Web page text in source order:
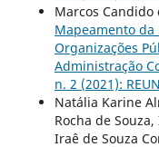
Marcos Candido
Mapeamento da
Organizações
Administração
n. 2 (2021):
Natália Karine
Rocha de
Iraê de Souza